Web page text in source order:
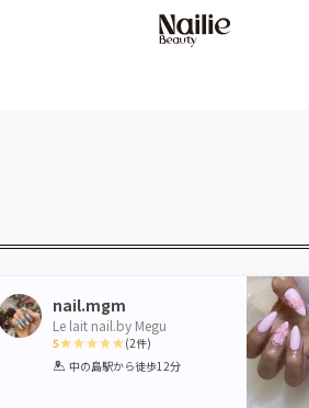
nail.mgm
Le lait nail.by Megu
5
1 2 3 4 5
(2件)
中の島駅から徒歩12分